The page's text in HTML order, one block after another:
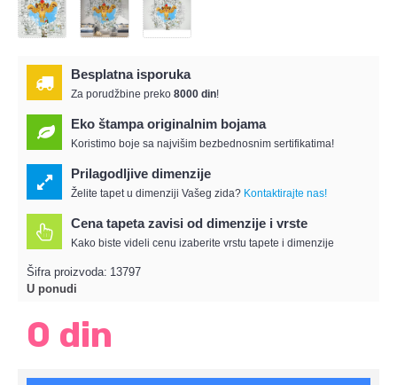
Besplatna isporuka
Za porudžbine preko 8000 din!
Eko štampa originalnim bojama
Koristimo boje sa najvišim bezbednosnim sertifikatima!
Prilagodljive dimenzije
Želite tapet u dimenziji Vašeg zida? Kontaktirajte nas!
Cena tapeta zavisi od dimenzije i vrste
Kako biste videli cenu izaberite vrstu tapete i dimenzije
Šifra proizvoda: 13797
U ponudi
0 din